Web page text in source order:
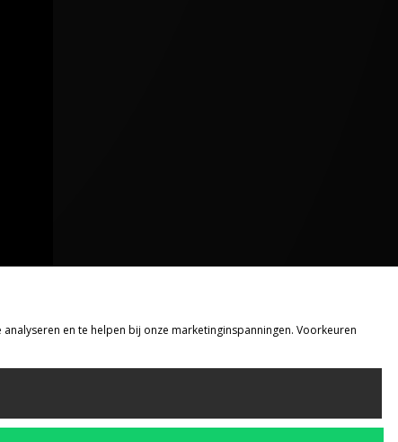
en te helpen bij onze marketinginspanningen. Voorkeuren